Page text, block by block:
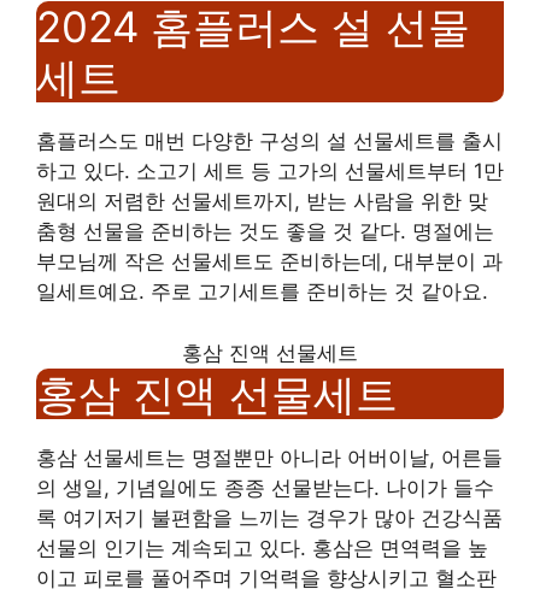
2024 홈플러스 설 선물
세트
홈플러스도 매번 다양한 구성의 설 선물세트를 출시
하고 있다. 소고기 세트 등 고가의 선물세트부터 1만
원대의 저렴한 선물세트까지, 받는 사람을 위한 맞
춤형 선물을 준비하는 것도 좋을 것 같다. 명절에는
부모님께 작은 선물세트도 준비하는데, 대부분이 과
일세트예요. 주로 고기세트를 준비하는 것 같아요.
홍삼 진액 선물세트
홍삼 진액 선물세트
홍삼 선물세트는 명절뿐만 아니라 어버이날, 어른들
의 생일, 기념일에도 종종 선물받는다. 나이가 들수
록 여기저기 불편함을 느끼는 경우가 많아 건강식품
선물의 인기는 계속되고 있다. 홍삼은 면역력을 높
이고 피로를 풀어주며 기억력을 향상시키고 혈소판